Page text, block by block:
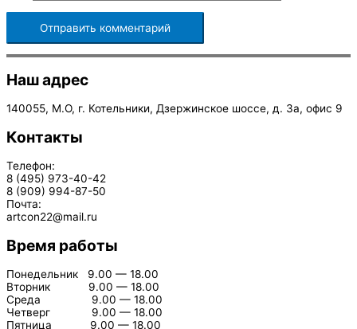
Наш адрес
140055, М.О, г. Котельники, Дзержинское шоссе, д. 3а, офис 9
Контакты
Телефон:
8 (495) 973-40-42
8 (909) 994-87-50
Почта:
artcon22@mail.ru
Время работы
Понедельник 9.00 — 18.00
Вторник 9.00 — 18.00
Среда 9.00 — 18.00
Четверг 9.00 — 18.00
Пятница 9.00 — 18.00